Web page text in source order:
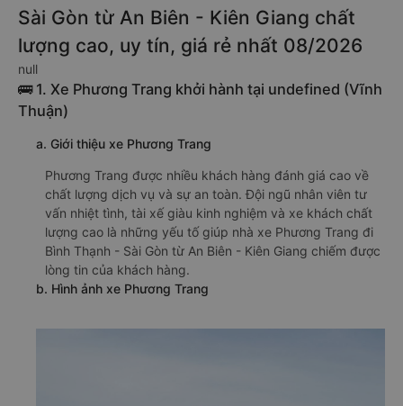
Sài Gòn từ An Biên - Kiên Giang chất
lượng cao, uy tín, giá rẻ nhất 08/2026
null
🚌 1. Xe Phương Trang khởi hành tại undefined (Vĩnh
Thuận)
a. Giới thiệu xe Phương Trang
Phương Trang được nhiều khách hàng đánh giá cao về
chất lượng dịch vụ và sự an toàn. Đội ngũ nhân viên tư
vấn nhiệt tình, tài xế giàu kinh nghiệm và xe khách chất
lượng cao là những yếu tố giúp nhà xe Phương Trang đi
Bình Thạnh - Sài Gòn từ An Biên - Kiên Giang chiếm được
lòng tin của khách hàng.
b. Hình ảnh xe Phương Trang